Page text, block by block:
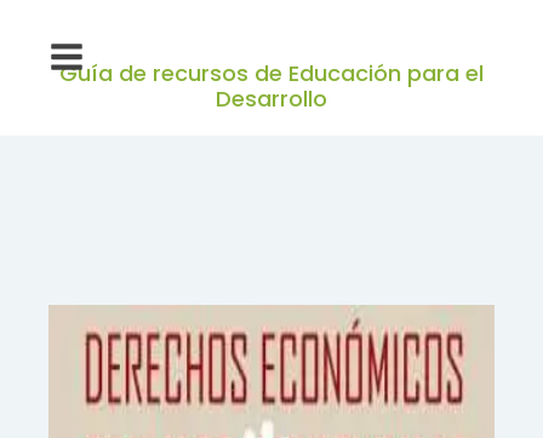
Guía de recursos de Educación para el
Desarrollo